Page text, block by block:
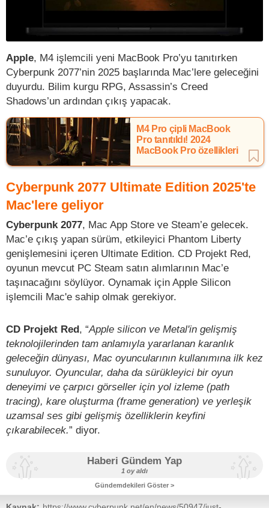
Apple, M4 işlemcili yeni MacBook Pro’yu tanıtırken
Cyberpunk 2077’nin 2025 başlarında Mac’lere geleceğini
duyurdu. Bilim kurgu RPG, Assassin’s Creed
Shadows’un ardından çıkış yapacak.
M4 Pro çipli MacBook
Pro tanıtıldı! 2024
MacBook Pro özellikleri
Cyberpunk 2077 Ultimate Edition 2025'te
Mac'lere geliyor
Cyberpunk 2077, Mac App Store ve Steam’e gelecek.
Mac’e çıkış yapan sürüm, etkileyici Phantom Liberty
genişlemesini içeren Ultimate Edition. CD Projekt Red,
oyunun mevcut PC Steam satın alımlarının Mac’e
taşınacağını söylüyor. Oynamak için Apple Silicon
işlemcili Mac'e sahip olmak gerekiyor.
CD Projekt Red, “Apple silicon ve Metal'in gelişmiş
teknolojilerinden tam anlamıyla yararlanan karanlık
geleceğin dünyası, Mac oyuncularının kullanımına ilk kez
sunuluyor. Oyuncular, daha da sürükleyici bir oyun
deneyimi ve çarpıcı görseller için yol izleme (path
tracing), kare oluşturma (frame generation) ve yerleşik
uzamsal ses gibi gelişmiş özelliklerin keyfini
çıkarabilecek.” diyor.
Haberi Gündem Yap
1 oy aldı
Gündemdekileri Göster >